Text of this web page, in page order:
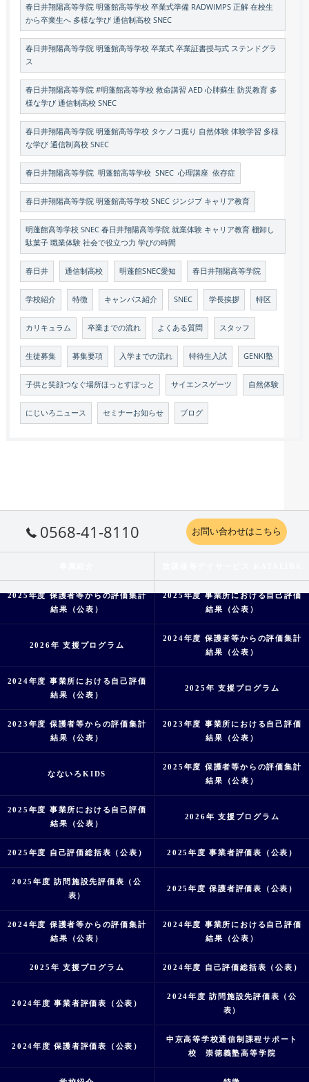
春日井翔陽高等学院 明蓬館高等学校 卒業式準備 RADWIMPS 正解 在校生
から卒業生へ 多様な学び 通信制高校 SNEC
春日井翔陽高等学院 明蓬館高等学校 卒業式 卒業証書授与式 ステンドグラ
ス
春日井翔陽高等学院 #明蓬館高等学校 救命講習 AED 心肺蘇生 防災教育 多
様な学び 通信制高校 SNEC
春日井翔陽高等学院 明蓬館高等学校 タケノコ掘り 自然体験 体験学習 多様
な学び 通信制高校 SNEC
春日井翔陽高等学院 明蓬館高等学校 SNEC 心理講座 依存症
春日井翔陽高等学院 明蓬館高等学校 SNEC ジンジブ キャリア教育
明蓬館高等学校 SNEC 春日井翔陽高等学院 就業体験 キャリア教育 棚卸し
駄菓子 職業体験 社会で役立つ力 学びの時間
春日井 通信制高校 明蓬館SNEC愛知 春日井翔陽高等学院
学校紹介 特徴 キャンパス紹介 SNEC 学長挨拶 特区
カリキュラム 卒業までの流れ よくある質問 スタッフ
生徒募集 募集要項 入学までの流れ 特待生入試 GENKI塾
子供と笑顔つなぐ場所ほっとすぽっと サイエンスゲーツ 自然体験
にじいろニュース セミナーお知らせ ブログ
0568-41-8110 お問い合わせはこちら
2025年度 保護者等からの評価集計
結果（公表）
2025年度 事業所における自己評価
結果（公表）
2026年 支援プログラム
2024年度 保護者等からの評価集計
結果（公表）
2024年度 事業所における自己評価
結果（公表）
2025年 支援プログラム
2023年度 保護者等からの評価集計
結果（公表）
2023年度 事業所における自己評価
結果（公表）
なないろKIDS
2025年度 保護者等からの評価集計
結果（公表）
2025年度 事業所における自己評価
結果（公表）
2026年 支援プログラム
2025年度 自己評価総括表（公表） 2025年度 事業者評価表（公表）
2025年度 訪問施設先評価表（公
表）
2025年度 保護者評価表（公表）
2024年度 保護者等からの評価集計
結果（公表）
2024年度 事業所における自己評価
結果（公表）
2025年 支援プログラム 2024年度 自己評価総括表（公表）
2024年度 事業者評価表（公表）
2024年度 訪問施設先評価表（公
表）
2024年度 保護者評価表（公表）
中京高等学校通信制課程サポート
校 崇徳義塾高等学院